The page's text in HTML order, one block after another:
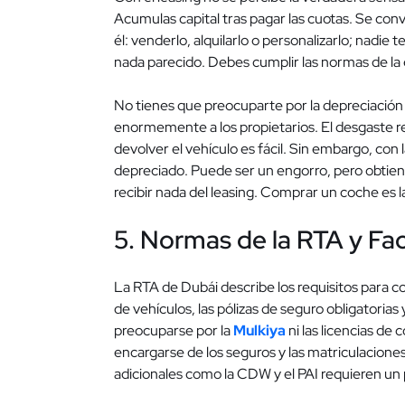
Acumulas capital tras pagar las cuotas. Se
él: venderlo, alquilarlo o personalizarlo; nadie
nada parecido. Debes cumplir las normas de
No tienes que preocuparte por la
enormemente a los propietarios. El desgaste
devolver el vehículo es fácil. Sin embargo,
depreciado. Puede ser un engorro, pero
recibir nada del leasing. Comprar un coche es
5. Normas de la RTA y
La RTA de Dubái describe los requisitos para
de vehículos, las pólizas de seguro
preocuparse por laMulkiya ni las licencias de
encargarse de los seguros y las
adicionales como la CDW y el PAI requieren